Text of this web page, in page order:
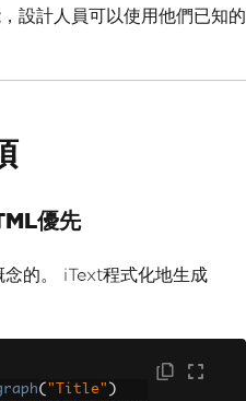
設計人員可以使用他們已知的
優先
的。 iText程式化地生成
( "Title" )